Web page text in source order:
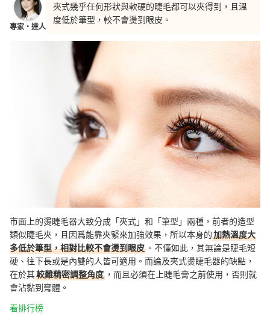
專家・達人
夾式幾乎任何形狀與軟硬的睫毛都可以夾得到，且溫
度低於筆型，較不會燙到眼皮。
市面上的燙睫毛器大致分成「夾式」和「筆型」兩種，前者的造型
類似睫毛夾，且因爲能靠夾緊來加強效果，所以本身的加熱溫度大
多低於筆型，相對比較不會燙到眼皮 。不僅如此，其無論是睫毛短
硬、往下長或是內雙的人皆可適用。而論及夾式燙睫毛器的缺點，
在於其較難精密調整角度 ，而且必須在上睫毛膏之前使用，否則就
會沾黏到膏體。
看排行榜